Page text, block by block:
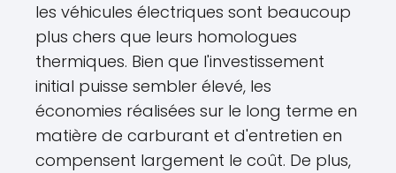
les véhicules électriques sont beaucoup
plus chers que leurs homologues
thermiques. Bien que l'investissement
initial puisse sembler élevé, les
économies réalisées sur le long terme en
matière de carburant et d'entretien en
compensent largement le coût. De plus,